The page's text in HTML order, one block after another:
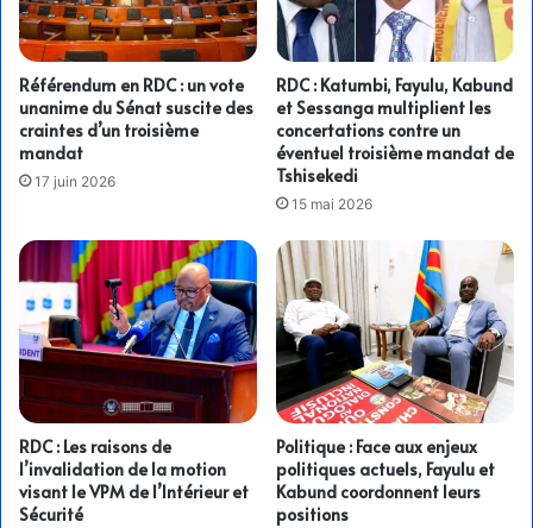
Référendum en RDC : un vote
unanime du Sénat suscite des
craintes d’un troisième
mandat
17 juin 2026
RDC : Katumbi, Fayulu, Kabund
et Sessanga multiplient les
concertations contre un
éventuel troisième mandat de
Tshisekedi
15 mai 2026
RDC : Les raisons de
l’invalidation de la motion
visant le VPM de l’Intérieur et
Sécurité
Politique : Face aux enjeux
politiques actuels, Fayulu et
Kabund coordonnent leurs
positions